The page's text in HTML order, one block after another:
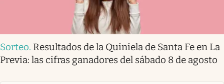
Sorteo. Resultados de la Quiniela de Santa Fe en La
Previa: las cifras ganadores del sábado 8 de agosto